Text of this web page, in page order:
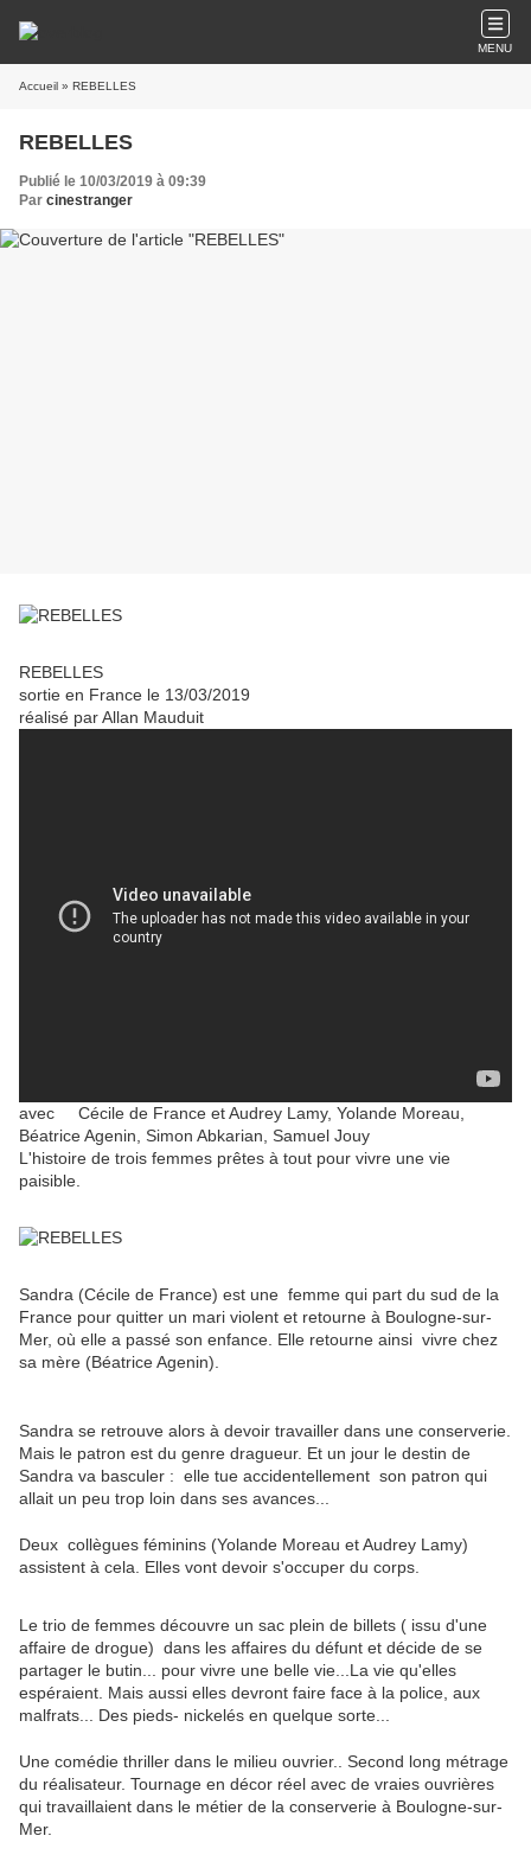
MENU
Accueil » REBELLES
REBELLES
Publié le 10/03/2019 à 09:39
Par cinestranger
REBELLES
sortie en France le 13/03/2019
réalisé par Allan Mauduit
avec Cécile de France et Audrey Lamy, Yolande Moreau,
Béatrice Agenin, Simon Abkarian, Samuel Jouy
L'histoire de trois femmes prêtes à tout pour vivre une vie
paisible.
Sandra (Cécile de France) est une femme qui part du sud de la
France pour quitter un mari violent et retourne à Boulogne-sur-
Mer, où elle a passé son enfance. Elle retourne ainsi vivre chez
sa mère (Béatrice Agenin).
Sandra se retrouve alors à devoir travailler dans une conserverie.
Mais le patron est du genre dragueur. Et un jour le destin de
Sandra va basculer : elle tue accidentellement son patron qui
allait un peu trop loin dans ses avances...
Deux collègues féminins (Yolande Moreau et Audrey Lamy)
assistent à cela. Elles vont devoir s'occuper du corps.
Le trio de femmes découvre un sac plein de billets ( issu d'une
affaire de drogue) dans les affaires du défunt et décide de se
partager le butin... pour vivre une belle vie...La vie qu'elles
espéraient. Mais aussi elles devront faire face à la police, aux
malfrats... Des pieds- nickelés en quelque sorte...
Une comédie thriller dans le milieu ouvrier.. Second long métrage
du réalisateur. Tournage en décor réel avec de vraies ouvrières
qui travaillaient dans le métier de la conserverie à Boulogne-sur-
Mer.